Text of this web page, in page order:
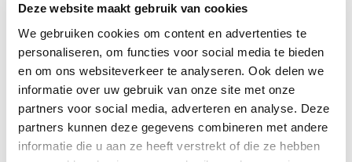
Deze website maakt gebruik van cookies
We gebruiken cookies om content en advertenties te
personaliseren, om functies voor social media te bieden
en om ons websiteverkeer te analyseren. Ook delen we
informatie over uw gebruik van onze site met onze
partners voor social media, adverteren en analyse. Deze
partners kunnen deze gegevens combineren met andere
informatie die u aan ze heeft verstrekt of die ze hebben
- 18ml - 76013
VALLEJO
Vallejo Game Air Royal
Purple - 18ml - 76016
Op voorraad
€3,20